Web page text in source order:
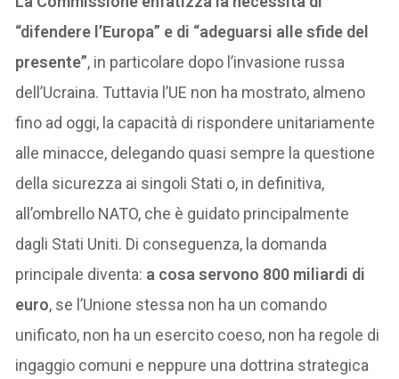
“difendere l’Europa” e di “adeguarsi alle sfide del
presente”, in particolare dopo l’invasione russa
dell’Ucraina. Tuttavia l’UE non ha mostrato, almeno
fino ad oggi, la capacità di rispondere unitariamente
alle minacce, delegando quasi sempre la questione
della sicurezza ai singoli Stati o, in definitiva,
all’ombrello NATO, che è guidato principalmente
dagli Stati Uniti. Di conseguenza, la domanda
principale diventa: a cosa servono 800 miliardi di
euro, se l’Unione stessa non ha un comando
unificato, non ha un esercito coeso, non ha regole di
ingaggio comuni e neppure una dottrina strategica